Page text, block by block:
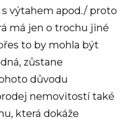
výtahem apod./ proto
má jen o trochu jiné
to by mohla být
zůstane
důvodu
nemovitostí také
která dokáže